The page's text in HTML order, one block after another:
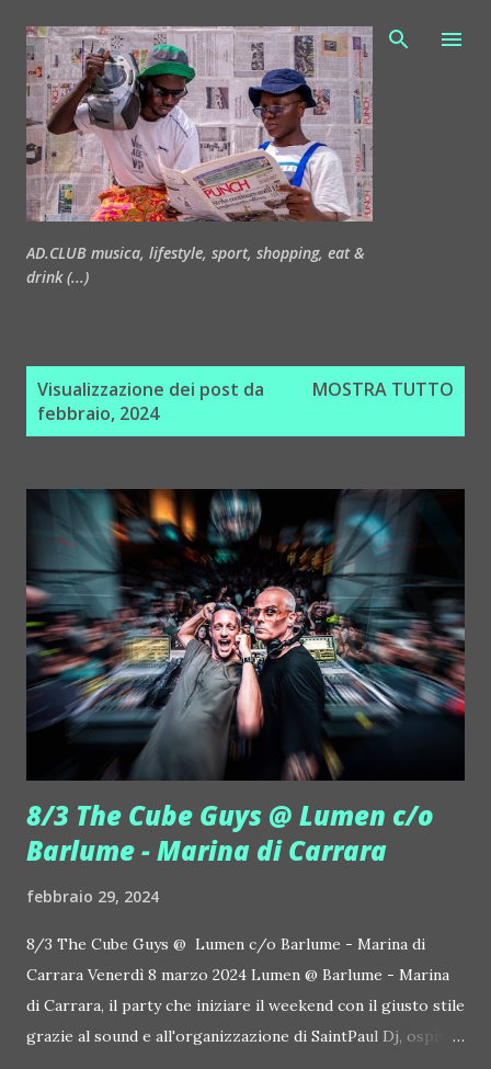
Passa ai contenuti principali
AD.CLUB musica, lifestyle, sport, shopping, eat &
drink (...)
Visualizzazione dei post da
febbraio, 2024
MOSTRA TUTTO
8/3 The Cube Guys @ Lumen c/o
Barlume - Marina di Carrara
febbraio 29, 2024
8/3 The Cube Guys @ Lumen c/o Barlume - Marina di
Carrara Venerdì 8 marzo 2024 Lumen @ Barlume - Marina
di Carrara, il party che iniziare il weekend con il giusto stile
grazie al sound e all'organizzazione di SaintPaul Dj, ospita